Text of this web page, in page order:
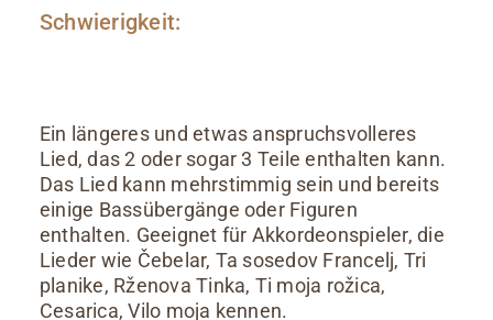
Schwierigkeit:
Ein längeres und etwas anspruchsvolleres
Lied, das 2 oder sogar 3 Teile enthalten kann.
Das Lied kann mehrstimmig sein und bereits
einige Bassübergänge oder Figuren
enthalten. Geeignet für Akkordeonspieler, die
Lieder wie Čebelar, Ta sosedov Francelj, Tri
planike, Rženova Tinka, Ti moja rožica,
Cesarica, Vilo moja kennen.